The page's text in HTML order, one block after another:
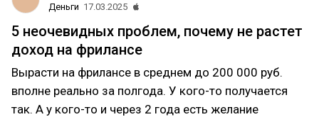
Деньги 17.03.2025
5 неочевидных проблем, почему не растет
доход на фрилансе
Вырасти на фрилансе в среднем до 200 000 руб.
вполне реально за полгода. У кого-то получается
так. А у кого-то и через 2 года есть желание